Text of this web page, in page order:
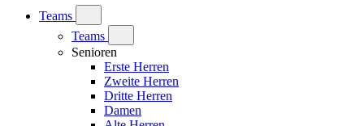
Teams
Teams
Senioren
Erste Herren
Zweite Herren
Dritte Herren
Damen